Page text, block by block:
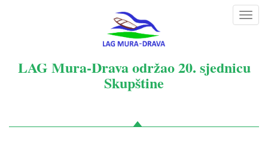
LAG Mura-Drava održao 20. sjednicu
Skupštine